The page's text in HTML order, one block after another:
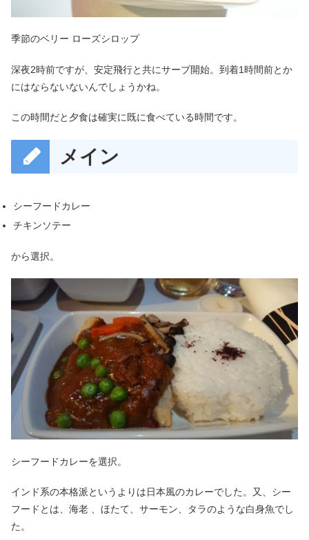
季節のベリー ローズシロップ
深夜2時前ですが、安定飛行と共にサーブ開始。到着1時間前とか
にはならないないんでしょうかね。
この時間だと夕食は確実に既に食べている時間です。
メイン
シーフードカレー
チキンソテー
から選択。
シーフードカレーを選択。
インド系の本格派というよりは日本風のカレーでした。又、シー
フードとは、海老 、ほたて、サーモン、タラのような白身魚でし
た。